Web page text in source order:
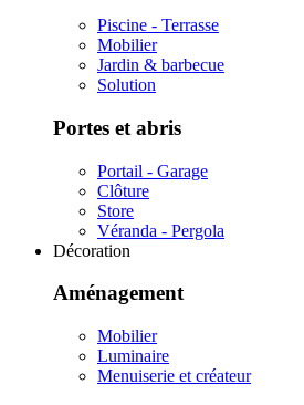
Piscine - Terrasse
Mobilier
Jardin & barbecue
Solution
Portes et abris
Portail - Garage
Clôture
Store
Véranda - Pergola
Décoration
Aménagement
Mobilier
Luminaire
Menuiserie et créateur